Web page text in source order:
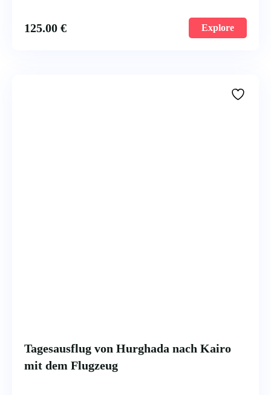
125.00 € Explore
Tagesausflug von Hurghada nach Kairo
mit dem Flugzeug